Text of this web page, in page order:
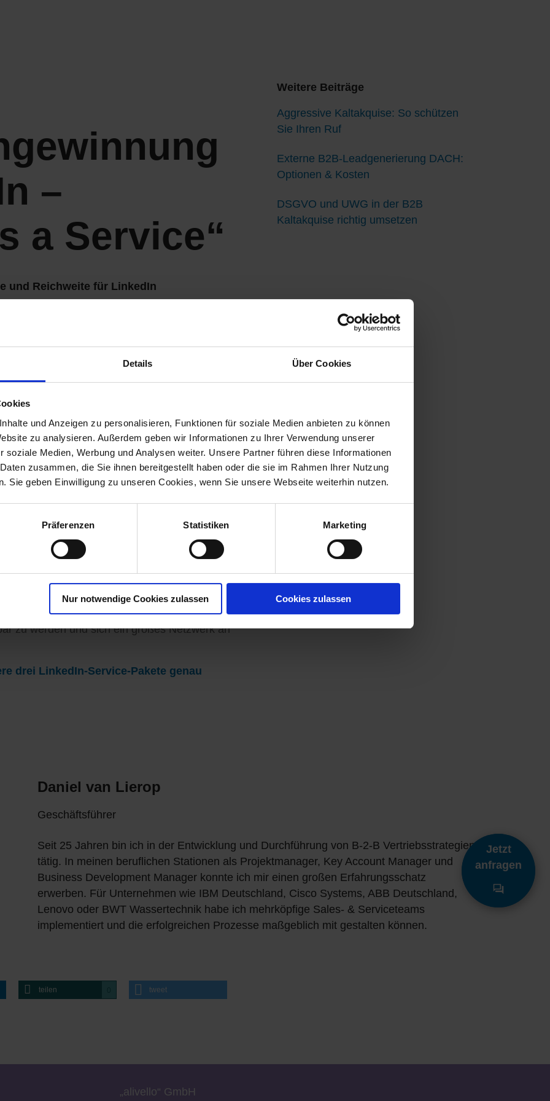
Details Über Cookies
und Anzeigen zu personalisieren, Funktionen für soziale Medien anbieten zu können
zu analysieren. Außerdem geben wir Informationen zu Ihrer Verwendung unserer
soziale Medien, Werbung und Analysen weiter. Unsere Partner führen diese Informationen
zusammen, die Sie ihnen bereitgestellt haben oder die sie im Rahmen Ihrer Nutzung
Sie geben Einwilligung zu unseren Cookies, wenn Sie unsere Webseite weiterhin nutzen.
Präferenzen Statistiken Marketing
Nur notwendige Cookies zulassen Cookies zulassen
–
a Service“
und Reichweite für LinkedIn
ist für den Vertrieb heutzutage ebenso
doch für Ihre LinkedIn-Posts fehlen Ihnen
Oder der Erfolg will sich einfach nicht
Dann sollten Sie sich unsere neuen
ansehen.
Selling
nicht aktiv ist, wird sich in den kommenden
lassen. Eine Umfrage derBusiness Data
Trend. Ihr zufolge sind über 60 Prozent
Selling im B2B-Bereich in den nächsten
LinkedIn-Accounts ist arbeitsintensiv und mit
Fehlende Ideen, Zeitmangel oder ein
wenn es darum geht, hochwertigen
zu werden. Wenn Ihnen das ebenfalls
LinkedIn in der Neukundenakquise
möchten wir Ihnen dabei helfen, auf
zu werden und sich ein großes Netzwerk an
drei LinkedIn-Service-Pakete genau
Daniel van Lierop
Geschäftsführer
Seit 25 Jahren bin ich in der Entwicklung und Durchführung von B-2-B Vertriebsstrategien
tätig. In meinen beruflichen Stationen als Projektmanager, Key Account Manager und
Business Development Manager konnte ich mir einen großen Erfahrungsschatz
erwerben. Für Unternehmen wie IBM Deutschland, Cisco Systems, ABB Deutschland,
Lenovo oder BWT Wassertechnik habe ich mehrköpfige Sales- & Serviceteams
implementiert und die erfolgreichen Prozesse maßgeblich mit gestalten können.
Weitere Beiträge
Aggressive Kaltakquise: So schützen
Sie Ihren Ruf
Externe B2B-Leadgenerierung DACH:
Optionen & Kosten
DSGVO und UWG in der B2B
Kaltakquise richtig umsetzen
teilen tweet
Jetzt
anfragen
„alivello“ GmbH